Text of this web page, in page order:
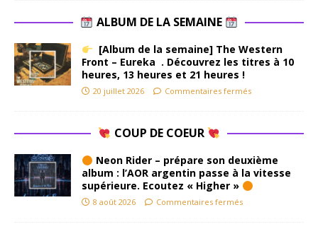
ALBUM DE LA SEMAINE
[Album de la semaine] The Western
Front – Eureka . Découvrez les titres à 10
heures, 13 heures et 21 heures !
20 juillet 2026 Commentaires fermés
COUP DE COEUR
Neon Rider – prépare son deuxième
album : l’AOR argentin passe à la vitesse
supérieure. Ecoutez « Higher »
8 août 2026 Commentaires fermés